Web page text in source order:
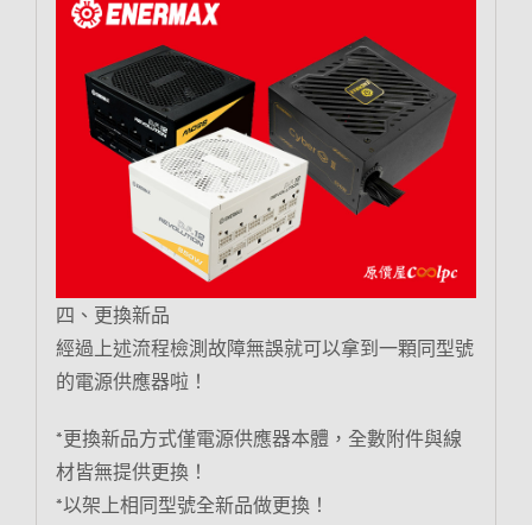
四、更換新品
經過上述流程檢測故障無誤就可以拿到一顆同型號
的電源供應器啦！
*更換新品方式僅電源供應器本體，全數附件與線
材皆無提供更換！
*以架上相同型號全新品做更換！